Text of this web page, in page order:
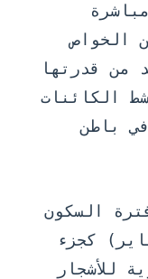
الخواص
من قدرتها
الكائنات
باطن
السكون
كجزء
للأشجار